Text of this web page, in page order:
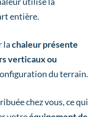
entière.
lachaleur présente
verticaux ou
du terrain.
chez vous, ce qui